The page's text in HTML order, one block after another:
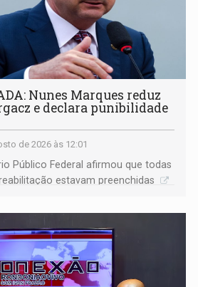
Nunes Marques reduz
e declara punibilidade
de 2026 às 12:01
Público Federal afirmou que todas
estavam preenchidas